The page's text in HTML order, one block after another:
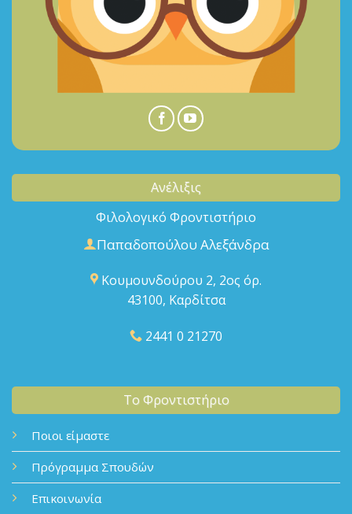
Ανέλιξις
Φιλολογικό Φροντιστήριο
Παπαδοπούλου Αλεξάνδρα
Κουμουνδούρου 2, 2ος όρ.
43100, Καρδίτσα
2441 0 21270
Το Φροντιστήριο
Ποιοι είμαστε
Πρόγραμμα Σπουδών
Επικοινωνία